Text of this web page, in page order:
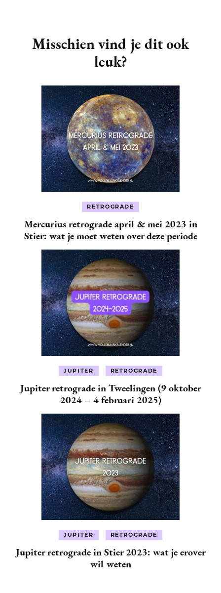
Navigation
Misschien vind je dit ook
leuk?
RETROGRADE
Mercurius retrograde april & mei 2023 in
Stier: wat je moet weten over deze periode
JUPITER RETROGRADE
Jupiter retrograde in Tweelingen (9 oktober
2024 – 4 februari 2025)
JUPITER RETROGRADE
Jupiter retrograde in Stier 2023: wat je erover
wil weten